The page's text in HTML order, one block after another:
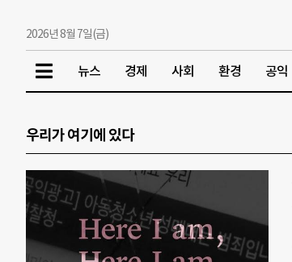
2026년 8월 7일(금)
뉴스 경제 사회 환경 공익
우리가 여기에 있다